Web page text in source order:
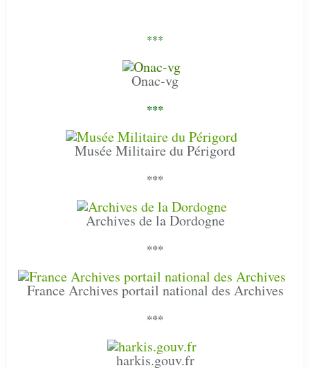
***
Onac-vg
***
Musée Militaire du Périgord
***
Archives de la Dordogne
***
France Archives portail national des Archives
***
harkis.gouv.fr